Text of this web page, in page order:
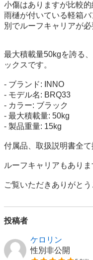
小傷はありますが比較的
雨樋が付いている軽箱バ
別でルーフキャリアが必
最大積載量50kgを誇る
ックスです。
- ブランド: INNO
- モデル名: BRQ33
- カラー: ブラック
- 最大積載量: 50kg
- 製品重量: 15kg
付属品、取扱説明書全
ルーフキャリアもありま
ご覧いただきありがとう
投稿者
ケロリン
性別非公開